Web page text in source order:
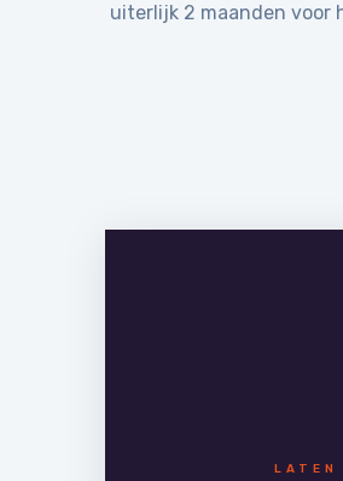
uiterlijk 2 maanden voor
LATEN